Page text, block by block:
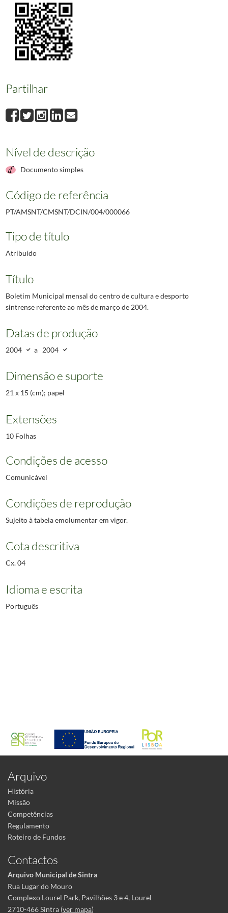
000067Boletim Municipal trimestral de Sintra referente aos meses de julho a
000068Boletim Municipal Sintra identidades referente aos meses de outubro
000069Boletim Municipal trimestral de Sintra referente aos meses de outubro
000070Boletim Municipal Sintra identidades referente aos meses de
000071Boletim Municipal do consumidor.
Partilhar
Nível de descrição
Documento simples
Código de referência
PT/AMSNT/CMSNT/DCIN/004/000066
Tipo de título
Atribuído
Título
Boletim Municipal mensal do centro de cultura e desporto
sintrense referente ao mês de março de 2004.
Datas de produção
2004 a 2004
Dimensão e suporte
21 x 15 (cm); papel
Extensões
10 Folhas
Condições de acesso
Comunicável
Condições de reprodução
Sujeito à tabela emolumentar em vigor.
Cota descritiva
Cx. 04
Idioma e escrita
Português
Arquivo
História
Missão
Competências
Regulamento
Roteiro de Fundos
Contactos
Arquivo Municipal de Sintra
Rua Lugar do Mouro
Complexo Lourel Park, Pavilhões 3 e 4, Lourel
2710-466 Sintra (ver mapa)